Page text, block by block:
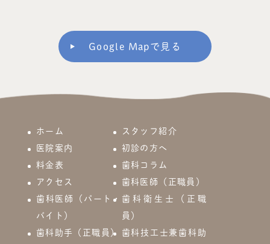
Google Mapで見る
ホーム
スタッフ紹介
医院案内
初診の方へ
料金表
歯科コラム
アクセス
歯科医師（正職員）
歯科医師（パート・
バイト）
歯科衛生士（正職
員）
歯科助手（正職員）
歯科技工士兼歯科助